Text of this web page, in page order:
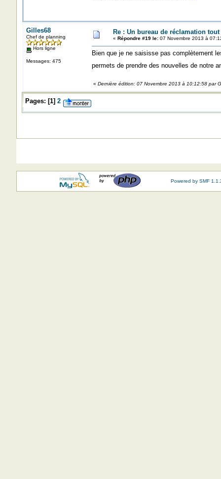
Gilles68
Chef de planning
Hors ligne
Messages: 475
Re : Un bureau de réclamation
« Répondre #19 le:07 Novembre 2013 à
Bien que je ne saisisse pas complètement
permets de prendre des nouvelles de notre
« Dernière édition: 07 Novembre 2013 à 10:12:58 par
Pages: [1] 2
Powered by SMF